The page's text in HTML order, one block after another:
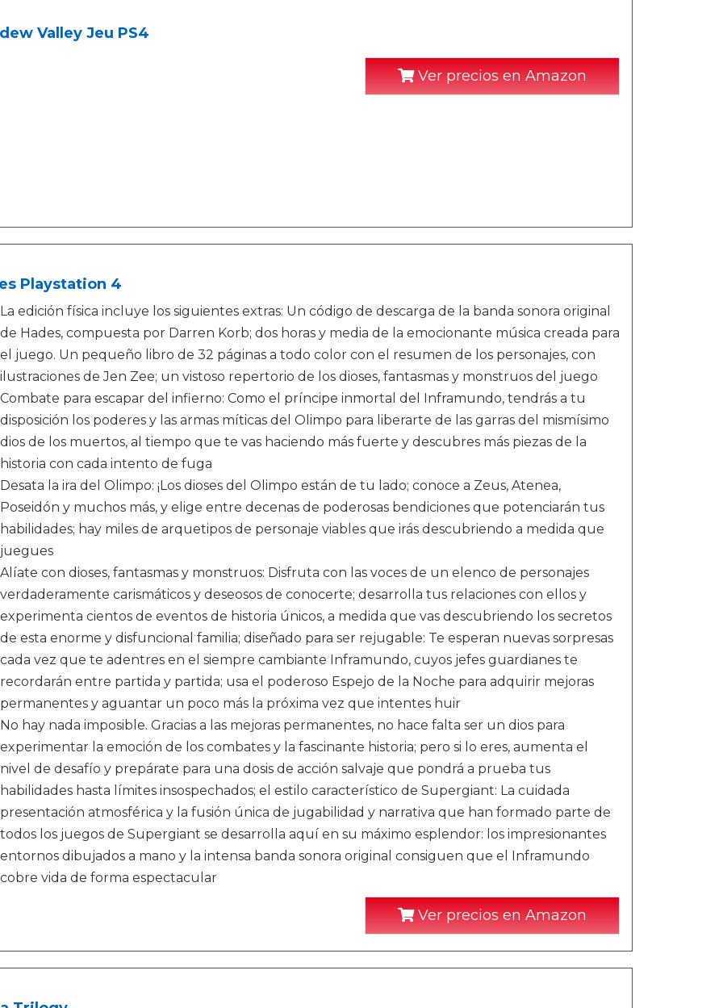
Valley Jeu PS4
Ver precios en Amazon
Playstation 4
La edición física incluye los siguientes extras: Un código de descarga de la banda sonora original
de Hades, compuesta por Darren Korb; dos horas y media de la emocionante música creada para
el juego. Un pequeño libro de 32 páginas a todo color con el resumen de los personajes, con
ilustraciones de Jen Zee; un vistoso repertorio de los dioses, fantasmas y monstruos del juego
Combate para escapar del infierno: Como el príncipe inmortal del Inframundo, tendrás a tu
disposición los poderes y las armas míticas del Olimpo para liberarte de las garras del mismísimo
dios de los muertos, al tiempo que te vas haciendo más fuerte y descubres más piezas de la
historia con cada intento de fuga
Desata la ira del Olimpo: ¡Los dioses del Olimpo están de tu lado; conoce a Zeus, Atenea,
Poseidón y muchos más, y elige entre decenas de poderosas bendiciones que potenciarán tus
habilidades; hay miles de arquetipos de personaje viables que irás descubriendo a medida que
juegues
Alíate con dioses, fantasmas y monstruos: Disfruta con las voces de un elenco de personajes
verdaderamente carismáticos y deseosos de conocerte; desarrolla tus relaciones con ellos y
experimenta cientos de eventos de historia únicos, a medida que vas descubriendo los secretos
de esta enorme y disfuncional familia; diseñado para ser rejugable: Te esperan nuevas sorpresas
cada vez que te adentres en el siempre cambiante Inframundo, cuyos jefes guardianes te
recordarán entre partida y partida; usa el poderoso Espejo de la Noche para adquirir mejoras
permanentes y aguantar un poco más la próxima vez que intentes huir
No hay nada imposible. Gracias a las mejoras permanentes, no hace falta ser un dios para
experimentar la emoción de los combates y la fascinante historia; pero si lo eres, aumenta el
nivel de desafío y prepárate para una dosis de acción salvaje que pondrá a prueba tus
habilidades hasta límites insospechados; el estilo característico de Supergiant: La cuidada
presentación atmosférica y la fusión única de jugabilidad y narrativa que han formado parte de
todos los juegos de Supergiant se desarrolla aquí en su máximo esplendor: los impresionantes
entornos dibujados a mano y la intensa banda sonora original consiguen que el Inframundo
cobre vida de forma espectacular
Ver precios en Amazon